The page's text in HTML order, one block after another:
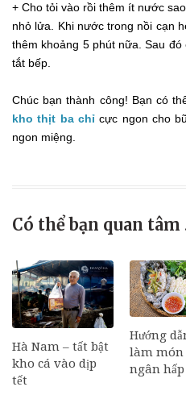
+ Cho tỏi vào rồi thêm ít nước
nhỏ lửa. Khi nước trong nồi cạn
thêm khoảng 5 phút nữa. Sau
tắt bếp.
Chúc bạn thành công! Bạn có
kho thịt ba chỉ cực ngon cho
ngon miệng.
Có thể bạn quan tâm
Hà Nam – tất bật
kho cá vào dịp
tết
Hướng
làm món
ngân hấp